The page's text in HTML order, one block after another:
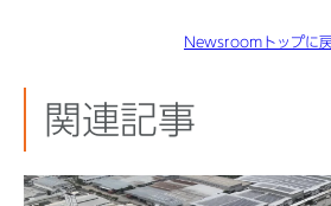
Newsroomトップに
関連記事